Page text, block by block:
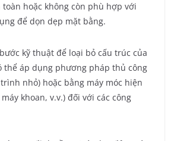
toàn hoặc không còn phù hợp với
để dọn dẹp mặt bằng.
kỹ thuật để loại bỏ cấu trúc của
thể áp dụng phương pháp thủ công
nhỏ) hoặc bằng máy móc hiện
khoan, v.v.) đối với các công